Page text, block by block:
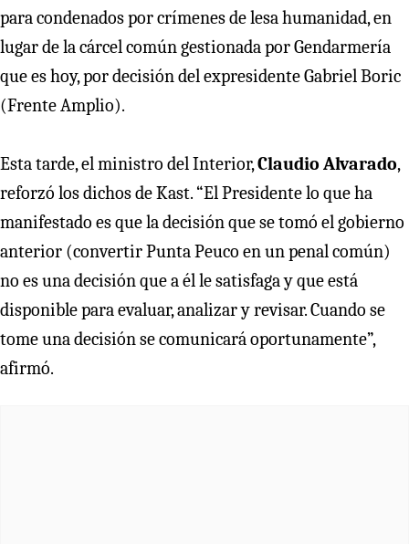
para condenados por crímenes de lesa humanidad, en
lugar de la cárcel común gestionada por Gendarmería
que es hoy, por decisión del expresidente Gabriel Boric
(Frente Amplio).
Esta tarde, el ministro del Interior,Claudio Alvarado,
reforzó los dichos de Kast. “El Presidente lo que ha
manifestado es que la decisión que se tomó el gobierno
anterior (convertir Punta Peuco en un penal común)
no es una decisión que a él le satisfaga y que está
disponible para evaluar, analizar y revisar. Cuando se
tome una decisión se comunicará oportunamente”,
afirmó.